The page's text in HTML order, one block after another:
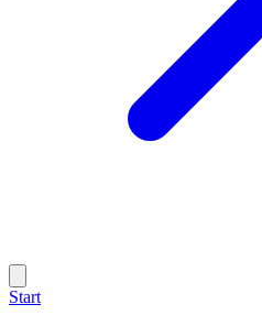
Start